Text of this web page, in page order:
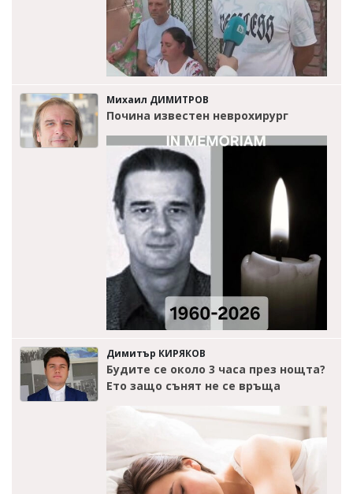
Михаил ДИМИТРОВ
Почина известен неврохирург
Димитър КИРЯКОВ
Будите се около 3 часа през нощта?
Ето защо сънят не се връща